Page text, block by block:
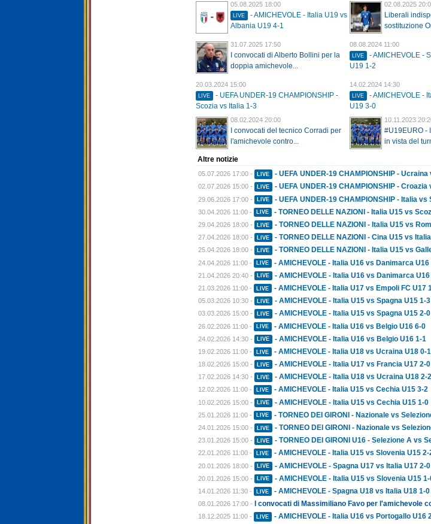
05.08.2025 18:00
LIVE
- AMICHEVOLE - Italia U19 vs
Albania U19 4-1
02.08.2025
Liberali
sostituzione
31.07.2025 17:50
I convocati di Alberto Bollini per la
doppia amichevole...
08.08.2024 11:00
LIVE
- AMICHEVOLE -
U19 1-2
20.03.2024 15:00
LIVE
- UEFA UNDER-19 CHAMPIONSHIP -
Scozia vs Italia 1-3
14.02.2024 14:30
LIVE
- AMICHEVOLE -
U19 3-0
08.02.2024 20:00
I convocati del tecnico Corradi per
l'amichevole contro...
10.11.2023
#U19EURO -
in vista del
Altre notizie
05.07.2026 17:00 - LIVE - UEFA UNDER-19 CHAMPIONSHIP -
02.07.2026 15:00 - LIVE - UEFA UNDER-19 CHAMPIONSHIP - Croazia
29.06.2026 17:00 - LIVE - UEFA UNDER-19 CHAMPIONSHIP - Italia vs
30.04.2026 11:00 - LIVE - TORNEO DELLE NAZIONI - Italia U15 vs
29.04.2026 18:00 - LIVE - TORNEO DELLE NAZIONI - Italia U15 vs
27.04.2026 18:00 - LIVE - TORNEO DELLE NAZIONI - Cina U15 vs
25.04.2026 18:00 - LIVE - TORNEO DELLE NAZIONI - Italia U15 vs
24.04.2026 11:00 - LIVE - AMICHEVOLE - Italia U16 vs Danimarca U16
21.04.2026 20:40 - LIVE - AMICHEVOLE - Italia U16 vs Danimarca U16
21.03.2026 11:00 - LIVE - AMICHEVOLE - Italia U17 vs Empoli FC U17
05.03.2026 10:30 - LIVE - AMICHEVOLE - Italia U15 vs Spagna U15 1-3
03.03.2026 15:00 - LIVE - AMICHEVOLE - Italia U15 vs Spagna U15 2-0
26.02.2026 11:00 - LIVE - AMICHEVOLE - Italia U16 vs Belgio U16 6-0
24.02.2026 14:30 - LIVE - AMICHEVOLE - Italia U16 vs Belgio U16 1-1
19.02.2026 11:00 - LIVE - AMICHEVOLE - Italia U18 vs Ucraina U18 0-1
18.02.2026 15:00 - LIVE - AMICHEVOLE - Italia U17 vs Francia U17 2-0
17.02.2026 14:30 - LIVE - AMICHEVOLE - Italia U18 vs Ucraina U18 2-2
12.02.2026 11:00 - LIVE - AMICHEVOLE - Italia U15 vs Cechia U15 3-2
10.02.2026 15:00 - LIVE - AMICHEVOLE - Italia U15 vs Cechia U15 1-0
25.01.2026 11:00 - LIVE - TORNEO DEI GIRONI - Nazionale vs
24.01.2026 15:00 - LIVE - TORNEO DEI GIRONI - Nazionale vs
23.01.2026 15:00 - LIVE - TORNEO DEI GIRONI U16 - Selezione A vs
22.01.2026 11:00 - LIVE - AMICHEVOLE - Italia U15 vs Slovenia U15 2-
20.01.2026 18:00 - LIVE - AMICHEVOLE - Spagna U17 vs Italia U17 2-0
20.01.2026 15:00 - LIVE - AMICHEVOLE - Italia U15 vs Slovenia U15
14.01.2026 11:30 - LIVE - AMICHEVOLE - Spagna U18 vs Italia U18 1-0
08.01.2026 17:00 - I convocati di Massimiliano Favo per l'amichevole
18.12.2025 11:00 - LIVE - AMICHEVOLE - Italia U16 vs Portogallo U16